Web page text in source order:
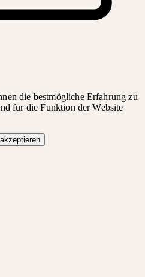
die bestmögliche Erfahrung zu
für die Funktion der Website